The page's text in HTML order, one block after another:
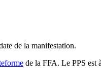
de la manifestation.
de la FFA. Le PPS est